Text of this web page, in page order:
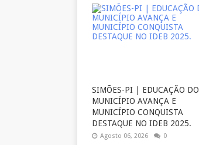
SIMÕES-PI | EDUCAÇÃO DO
MUNICÍPIO AVANÇA E
MUNICÍPIO CONQUISTA
DESTAQUE NO IDEB 2025.
Agosto 06, 2026 0